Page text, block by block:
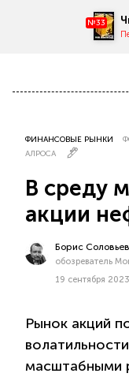
№33
ФИНАНСОВЫЕ РЫНКИ
АЛРОСА
В среду
акции
Борис Соловьев
обозреватель
19 сентября
Рынок акций
масштабными